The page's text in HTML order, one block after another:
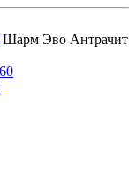
Шарм Эво Антрачит